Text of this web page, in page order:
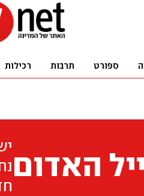
ספורט תרבות רכילות
האדום